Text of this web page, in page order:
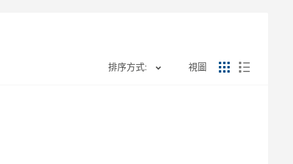
排序方式: 視圖